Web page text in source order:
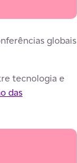
globais
tecnologia e
das